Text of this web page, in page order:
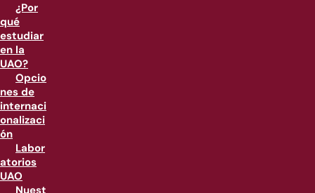
¿Por
qué
estudiar
en la
UAO?
Opcio
nes de
internaci
onalizaci
ón
Labor
atorios
UAO
Nuest